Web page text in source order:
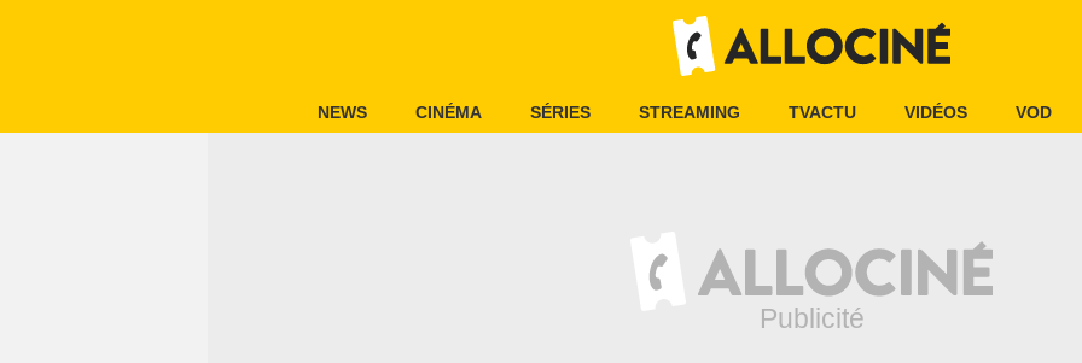
NEWS CINÉMA SÉRIES STREAMING TVACTU VIDÉOS VOD